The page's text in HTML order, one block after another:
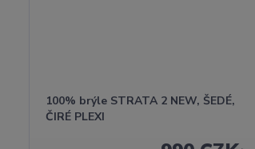
100% brýle STRATA 2 NEW, ŠEDÉ,
ČIRÉ PLEXI